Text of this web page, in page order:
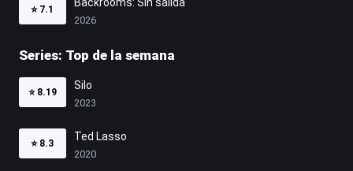
⭐ 7.1
2026
Series: Top de la semana
⭐ 8.19
Silo
2023
⭐ 8.3
Ted Lasso
2020